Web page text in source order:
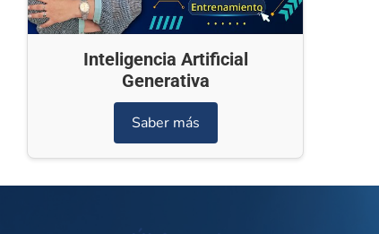
Inteligencia Artificial
Generativa
Saber más